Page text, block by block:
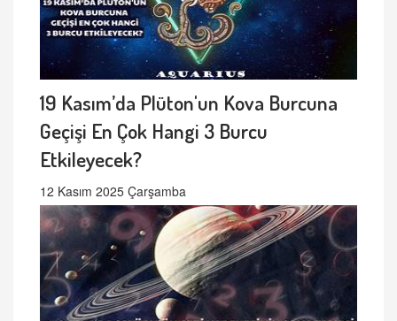
19 Kasım’da Plüton'un Kova Burcuna
Geçişi En Çok Hangi 3 Burcu
Etkileyecek?
12 Kasım 2025 Çarşamba